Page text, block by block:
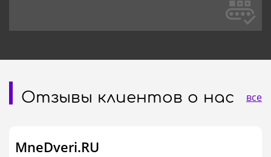
Отзывы клиентов о нас все
MneDveri.RU